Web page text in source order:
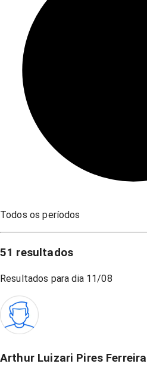
Todos os períodos
51 resultados
Resultados para dia 11/08
Arthur Luizari Pires Ferreira